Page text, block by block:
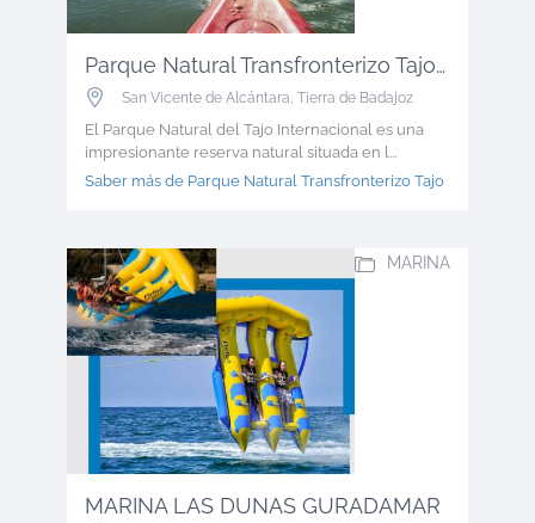
Parque Natural Transfronterizo Tajo ...
San Vicente de Alcántara, Tierra de Badajoz
El Parque Natural del Tajo Internacional es una
impresionante reserva natural situada en l...
Saber más de Parque Natural Transfronterizo Tajo >
MARINA LAS DUNAS GURADAMAR
MARINA